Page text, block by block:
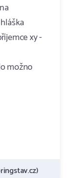
xy -
možno